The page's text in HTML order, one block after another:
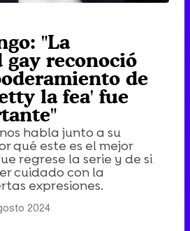
"La
reconoció
de
la fea' fue
habla junto a su
qué este es el mejor
regrese la serie y de si
cuidado con la
expresiones.
2024